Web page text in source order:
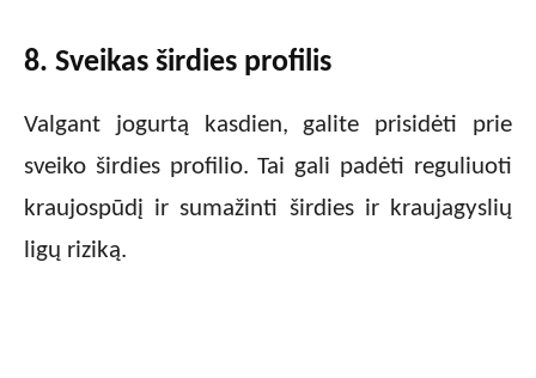
8. Sveikas širdies profilis
Valgant jogurtą kasdien, galite prisidėti prie
sveiko širdies profilio. Tai gali padėti reguliuoti
kraujospūdį ir sumažinti širdies ir kraujagyslių
ligų riziką.